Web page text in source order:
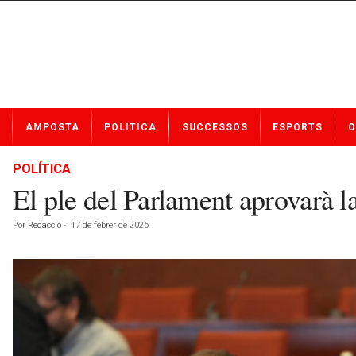
t
AMPOSTA POLÍTICA SUCCESSOS ESPORTS
POLÍTICA
El ple del Parlament aprovarà
Por Redacció - 17 de febrer de 2026